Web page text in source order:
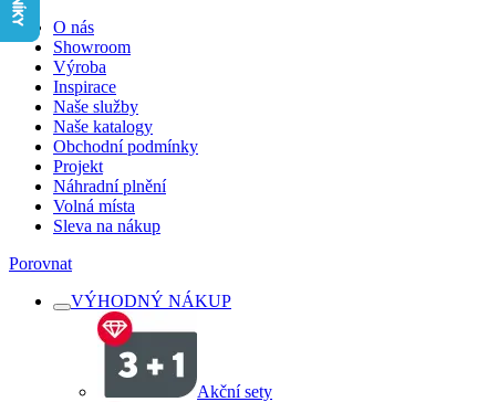
O nás
Showroom
Výroba
Inspirace
Naše služby
Naše katalogy
Obchodní podmínky
Projekt
Náhradní plnění
Volná místa
Sleva na nákup
Porovnat
VÝHODNÝ NÁKUP
Akční sety